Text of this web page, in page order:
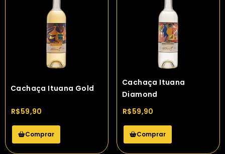
Cachaça Ituana Gold
R$59,90
Comprar
Cachaça Ituana
Diamond
R$59,90
Comprar